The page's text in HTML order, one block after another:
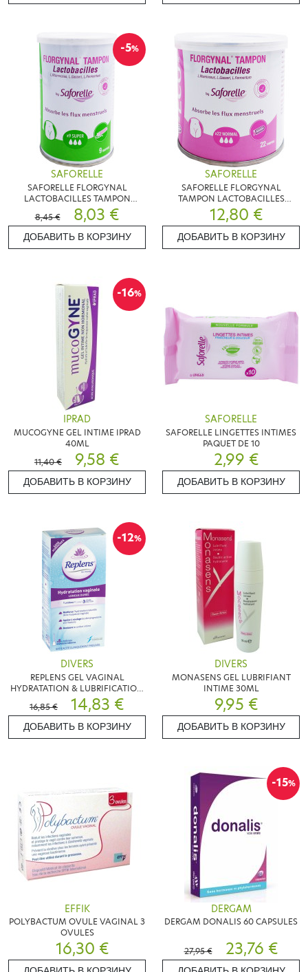
-5%
SAFORELLE
SAFORELLE FLORGYNAL
LACTOBACILLES TAMPON
COMPACT SUPER X9
8,45 € 8,03 €
ДОБАВИТЬ В КОРЗИНУ
SAFORELLE
SAFORELLE FLORGYNAL
TAMPON LACTOBACILLES
NORMAL X22
12,80 €
ДОБАВИТЬ В КОРЗИНУ
-16%
IPRAD
MUCOGYNE GEL INTIME IPRAD
40ML
11,40 €
9,58 €
ДОБАВИТЬ В КОРЗИНУ
SAFORELLE
SAFORELLE LINGETTES INTIMES
PAQUET DE 10
2,99 €
ДОБАВИТЬ В КОРЗИНУ
-12%
DIVERS
REPLENS GEL VAGINAL
HYDRATATION & LUBRIFICATION
8 UNIDOSES
16,85 € 14,83 €
ДОБАВИТЬ В КОРЗИНУ
DIVERS
MONASENS GEL LUBRIFIANT
INTIME 30ML
9,95 €
ДОБАВИТЬ В КОРЗИНУ
EFFIK
POLYBACTUM OVULE VAGINAL 3
OVULES
16,30 €
-15%
DERGAM
DERGAM DONALIS 60 CAPSULES
27,95 € 23,76 €